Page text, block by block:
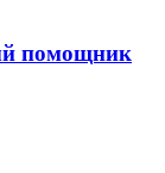
помощник